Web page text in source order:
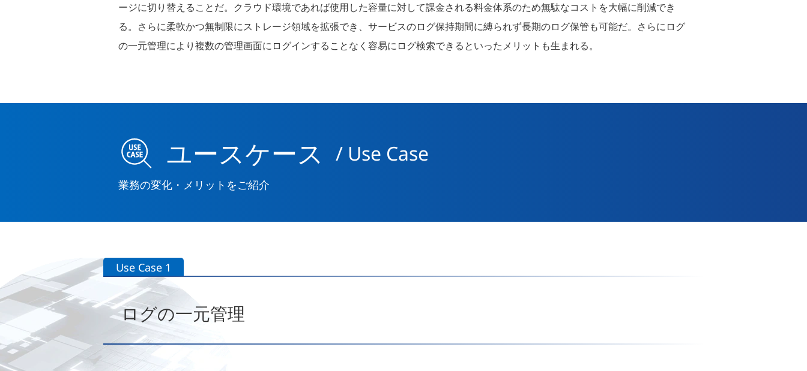
ージに切り替えることだ。クラウド環境であれば使用した容量に対して課金される料金体系のため無駄なコストを大幅に削減でき
る。さらに柔軟かつ無制限にストレージ領域を拡張でき、サービスのログ保持期間に縛られず長期のログ保管も可能だ。さらにログ
の一元管理により複数の管理画面にログインすることなく容易にログ検索できるといったメリットも生まれる。
ユースケース / Use Case
業務の変化・メリットをご紹介
Use Case 1
ログの一元管理